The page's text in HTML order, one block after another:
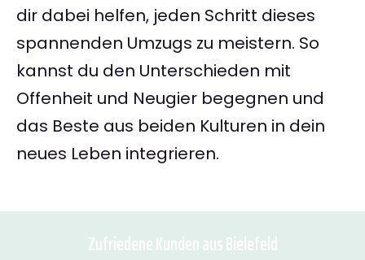
dir dabei helfen, jeden Schritt dieses
spannenden Umzugs zu meistern. So
kannst du den Unterschieden mit
Offenheit und Neugier begegnen und
das Beste aus beiden Kulturen in dein
neues Leben integrieren.
Zufriedene Kunden aus Bielefeld